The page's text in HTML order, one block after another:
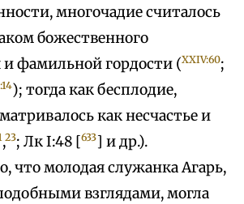
многочадие считалось
божественного
и фамильной гордости (XXIV:60;
); тогда как бесплодие,
как несчастье и
,23; Лк I:48 [633] и др.).
что молодая служанка Агарь,
взглядами, могла